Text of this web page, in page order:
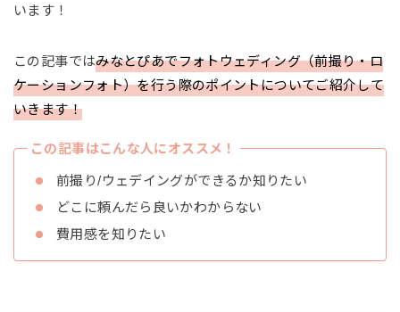
います！
この記事ではみなとぴあでフォトウェディング（前撮り・ロ
ケーションフォト）を行う際のポイントについてご紹介して
いきます！
この記事はこんな人にオススメ！
前撮り/ウェデイングができるか知りたい
どこに頼んだら良いかわからない
費用感を知りたい